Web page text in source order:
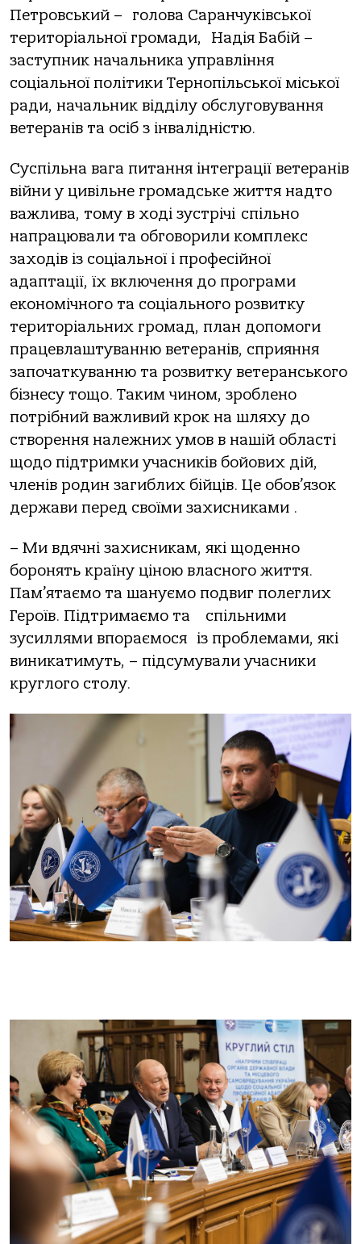
Петровський – голова Саранчуківської
територіальної громади, Надія Бабій –
заступник начальника управління
соціальної політики Тернопільської міської
ради, начальник відділу обслуговування
ветеранів та осіб з інвалідністю.
Суспільна вага питання інтеграції ветеранів
війни у цивільне громадське життя надто
важлива, тому в ході зустрічі спільно
напрацювали та обговорили комплекс
заходів із соціальної і професійної
адаптації, їх включення до програми
економічного та соціального розвитку
територіальних громад, план допомоги
працевлаштуванню ветеранів, сприяння
започаткуванню та розвитку ветеранського
бізнесу тощо. Таким чином, зроблено
потрібний важливий крок на шляху до
створення належних умов в нашій області
щодо підтримки учасників бойових дій,
членів родин загиблих бійців. Це обов’язок
держави перед своїми захисниками .
– Ми вдячні захисникам, які щоденно
боронять країну ціною власного життя.
Пам’ятаємо та шануємо подвиг полеглих
Героїв. Підтримаємо та спільними
зусиллями впораємося із проблемами, які
виникатимуть, – підсумували учасники
круглого столу.